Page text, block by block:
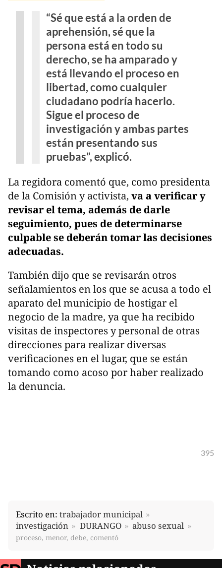
“Sé que está a la orden de
aprehensión, sé que la
persona está en todo su
derecho, se ha amparado y
está llevando el proceso en
libertad, como cualquier
ciudadano podría hacerlo.
Sigue el proceso de
investigación y ambas partes
están presentando sus
pruebas”, explicó.
La regidora comentó que, como presidenta
de la Comisión y activista, va a verificar y
revisar el tema, además de darle
seguimiento, pues de determinarse
culpable se deberán tomar las decisiones
adecuadas.
También dijo que se revisarán otros
señalamientos en los que se acusa a todo el
aparato del municipio de hostigar el
negocio de la madre, ya que ha recibido
visitas de inspectores y personal de otras
direcciones para realizar diversas
verificaciones en el lugar, que se están
tomando como acoso por haber realizado
la denuncia.
395
Escrito en: trabajador municipal
investigación
DURANGO abuso sexual
proceso, menor, debe, comentó